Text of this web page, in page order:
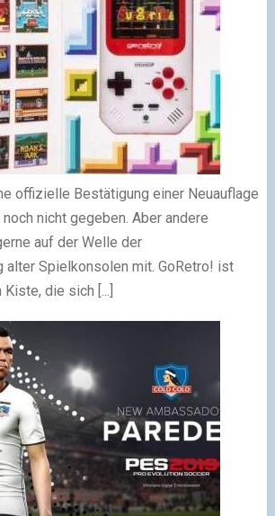
offizielle Bestätigung einer Neuauflage
nicht gegeben. Aber andere
auf der Welle der
alter Spielkonsolen mit. GoRetro! ist
die sich [...]